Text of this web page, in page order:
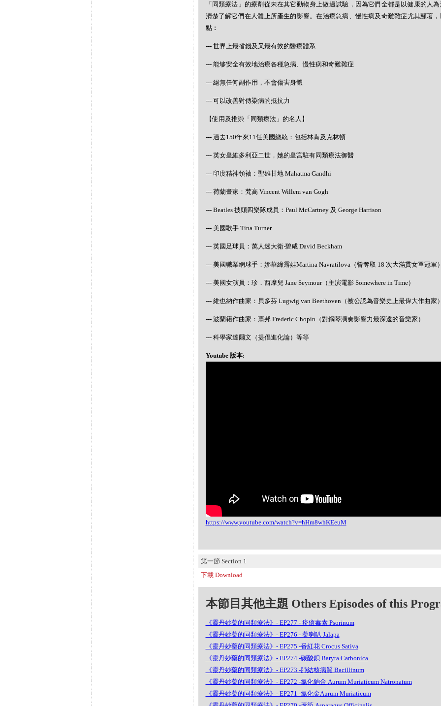
「同類療法」的療劑從未在其它動物身上做過試驗，因為它們全都是以健康的人
清楚了解它們在人體上所產生的影響。在治療急病、慢性病及奇難雜症尤其顯著
點︰
--- 世界上最省錢及又最有效的醫療體系
--- 能够安全有效地治療各種急病、慢性病和奇難雜症
--- 絕無任何副作用，不會傷害身體
--- 可以改善對傳染病的抵抗力
【使用及推崇「同類療法」的名人】
--- 過去150年來11任美國總統：包括林肯及克林頓
--- 英女皇維多利亞二世，她的皇宮駐有同類療法御醫
--- 印度精神領袖：聖雄甘地 Mahatma Gandhi
--- 荷蘭畫家：梵高 Vincent Willem van Gogh
--- Beatles 披頭四樂隊成員：Paul McCartney 及 George Harrison
--- 美國歌手 Tina Turner
--- 英國足球員：萬人迷大衛‧碧咸 David Beckham
--- 美國職業網球手：娜華締露娃Martina Navratilova（曾奪取 18 次大滿貫女單冠軍
--- 美國女演員：珍．西摩兒 Jane Seymour（主演電影 Somewhere in Time）
--- 維也納作曲家：貝多芬 Lugwig van Beethoven（被公認為音樂史上最偉大作曲家
--- 波蘭籍作曲家：蕭邦 Frederic Chopin（對鋼琴演奏影響力最深遠的音樂家）
--- 科學家達爾文（提倡進化論）等等
Youtube 版本:
https://www.youtube.com/watch?v=hHm8whKEeuM
第一節 Section 1
下載 Download
本節目其他主題 Others Episodes of this
《靈丹妙藥的同類療法》- EP277 - 疥瘡毒素 Psorinum
《靈丹妙藥的同類療法》- EP276 - 藥喇叭 Jalapa
《靈丹妙藥的同類療法》- EP275 -番紅花 Crocus Sativa
《靈丹妙藥的同類療法》- EP274 -碳酸鋇 Baryta Carbonica
《靈丹妙藥的同類療法》- EP273 -肺結核病質 Bacillinum
《靈丹妙藥的同類療法》- EP272 -氯化鈉金 Aurum Muriaticum Natronatum
《靈丹妙藥的同類療法》- EP271 -氯化金Aurum Muriaticum